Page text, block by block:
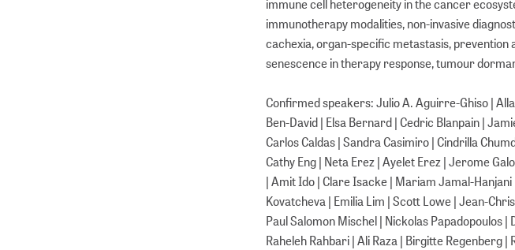
immune cell heterogeneity in the cancer
immunotherapy modalities, non-invasive
cachexia, organ-specific metastasis, prevention
senescence in therapy response, tumour
Confirmed speakers: Julio A. Aguirre-Ghiso |
Ben-David | Elsa Bernard | Cedric Blanpain |
Carlos Caldas | Sandra Casimiro | Cindrilla
Cathy Eng | Neta Erez | Ayelet Erez | Jerome
| Amit Ido | Clare Isacke | Mariam Jamal-
Kovatcheva | Emilia Lim | Scott Lowe | Jean-
Paul Salomon Mischel | Nickolas Papadopoulos |
Raheleh Rahbari | Ali Raza | Birgitte Regenberg